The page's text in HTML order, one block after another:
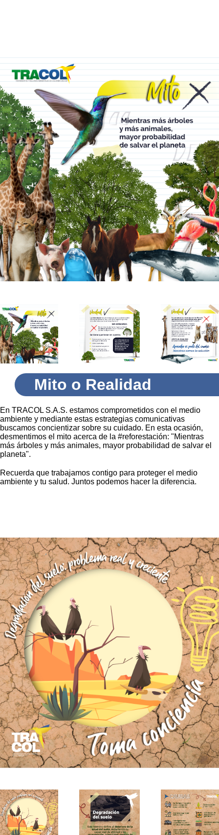
Mito o Realidad
En TRACOL S.A.S. estamos comprometidos con el medio
ambiente y mediante estas estrategias comunicativas
buscamos concientizar sobre su cuidado. En esta ocasión,
desmentimos el mito acerca de la #reforestación: "Mientras
más árboles y más animales, mayor probabilidad de salvar el
planeta".
Recuerda que trabajamos contigo para proteger el medio
ambiente y tu salud. Juntos podemos hacer la diferencia.